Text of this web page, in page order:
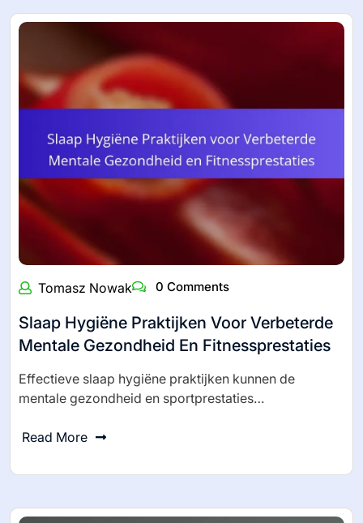
Tomasz Nowak 0 Comments
Slaap Hygiëne Praktijken Voor Verbeterde
Mentale Gezondheid En Fitnessprestaties
Effectieve slaap hygiëne praktijken kunnen de
mentale gezondheid en sportprestaties…
Read More